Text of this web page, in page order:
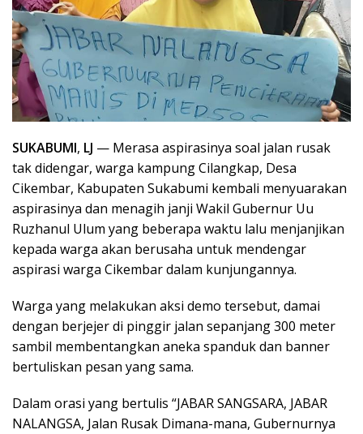
SUKABUMI, LJ — Merasa aspirasinya soal jalan rusak
tak didengar, warga kampung Cilangkap, Desa
Cikembar, Kabupaten Sukabumi kembali menyuarakan
aspirasinya dan menagih janji Wakil Gubernur Uu
Ruzhanul Ulum yang beberapa waktu lalu menjanjikan
kepada warga akan berusaha untuk mendengar
aspirasi warga Cikembar dalam kunjungannya.
Warga yang melakukan aksi demo tersebut, damai
dengan berjejer di pinggir jalan sepanjang 300 meter
sambil membentangkan aneka spanduk dan banner
bertuliskan pesan yang sama.
Dalam orasi yang bertulis “JABAR SANGSARA, JABAR
NALANGSA, Jalan Rusak Dimana-mana, Gubernurnya